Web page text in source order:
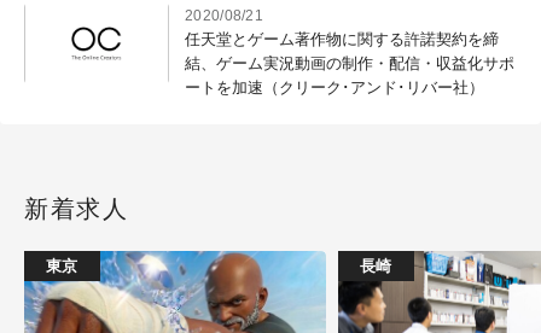
2020/08/21
任天堂とゲーム著作物に関する許諾契約を締
結、ゲーム実況動画の制作・配信・収益化サポ
ートを加速（クリーク･アンド･リバー社）
新着求人
東京 長崎